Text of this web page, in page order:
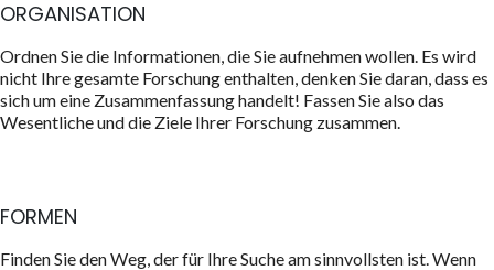
ORGANISATION
Ordnen Sie die Informationen, die Sie aufnehmen wollen. Es wird
nicht Ihre gesamte Forschung enthalten, denken Sie daran, dass es
sich um eine Zusammenfassung handelt! Fassen Sie also das
Wesentliche und die Ziele Ihrer Forschung zusammen.
FORMEN
Finden Sie den Weg, der für Ihre Suche am sinnvollsten ist. Wenn